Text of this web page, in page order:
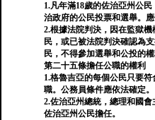
1.凡年滿18歲的佐治亞州公
治政府的公民投票和選舉。
2.根據法院判決，因在監獄
民，或已被法院判決確認為
民，不得參加選舉和公投的權
第二十五條擔任公職的權利
1.格魯吉亞的每個公民只要
職。公務員條件應依法確定。
2.佐治亞州總統，總理和國
佐治亞州公民擔任。